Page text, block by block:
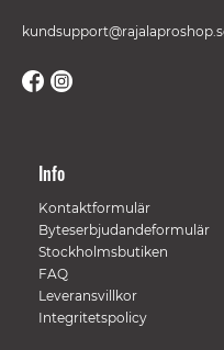
Info
Kontaktformulär
Byteserbjudandeformulär
Stockholmsbutiken
FAQ
Leveransvillkor
Integritetspolicy